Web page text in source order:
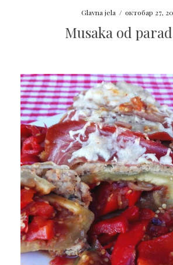
Glavna jela / октобар 27,
Musaka od